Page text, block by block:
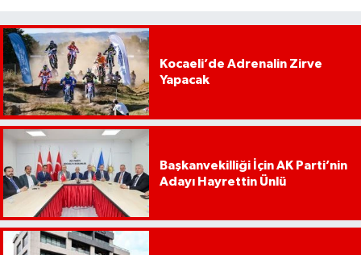
Kocaeli’de Adrenalin Zirve
Yapacak
Başkanvekilliği İçin AK Parti’nin
Adayı Hayrettin Ünlü